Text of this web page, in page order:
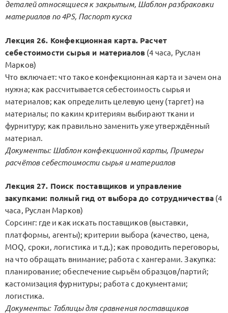
деталей относящиеся к закрытым, Шаблон разбраковки
материалов по 4PS, Паспорт куска
Лекция 26. Конфекционная карта. Расчет
себестоимости сырья и материалов (4 часа, Руслан
Марков)
Что включает: что такое конфекционная карта и зачем она
нужна; как рассчитывается себестоимость сырья и
материалов; как определить целевую цену (таргет) на
материалы; по каким критериям выбирают ткани и
фурнитуру; как правильно заменить уже утверждённый
материал.
Документы: Шаблон конфекционной карты, Примеры
расчётов себестоимости сырья и материалов
Лекция 27. Поиск поставщиков и управление
закупками: полный гид от выбора до сотрудничества(4
часа, Руслан Марков)
Сорсинг: где и как искать поставщиков (выставки,
платформы, агенты); критерии выбора (качество, цена,
MOQ, сроки, логистика и т.д.); как проводить переговоры,
на что обращать внимание; работа с хангерами. Закупка:
планирование; обеспечение сырьём образцов/партий;
кастомизация фурнитуры; работа с документами;
логистика.
Документы: Таблицы для сравнения поставщиков